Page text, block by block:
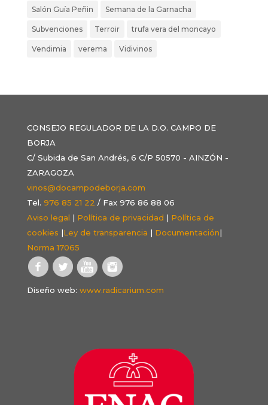
Salón Guía Peñin Semana de la Garnacha
Subvenciones Terroir trufa vera del moncayo
Vendimia verema Vidivinos
CONSEJO REGULADOR DE LA D.O. CAMPO DE
BORJA
C/ Subida de San Andrés, 6 C/P 50570 - AINZÓN -
ZARAGOZA
vinos@docampodeborja.com
Tel. 976 85 21 22 / Fax 976 86 88 06
Aviso legal | Política de privacidad | Política de
cookies |Ley de transparencia | Documentación|
Norma 17065
Diseño web: www.radicarium.com